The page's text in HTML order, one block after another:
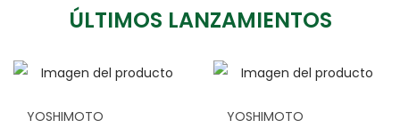
ÚLTIMOS LANZAMIENTOS
YOSHIMOTO
YOSHIMOTO